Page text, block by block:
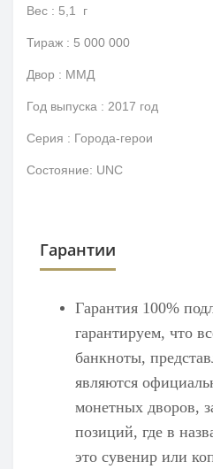
Вес : 5,1 г
Тираж : 5 000 000
Двор : ММД
Год выпуска : 2017 год
Серия : Города-герои
Состояние: UNC
Гарантии
Гарантия 100%
гарантируем, что
банкноты,
являются
монетных дворов,
позиций, где в
это сувенир или